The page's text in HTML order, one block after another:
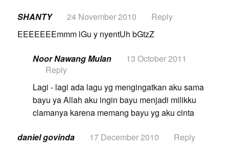
SHANTY 24 November 2010
Reply
EEEEEEEmmm lGu y nyentUh bGtzZ
Noor Nawang Mulan
13 October 2011
Reply
Lagi - lagi ada lagu yg mengingatkan aku sama
bayu ya Allah aku ingin bayu menjadi milikku
clamanya karena memang bayu yg aku cinta
daniel govinda 17 December 2010
Reply